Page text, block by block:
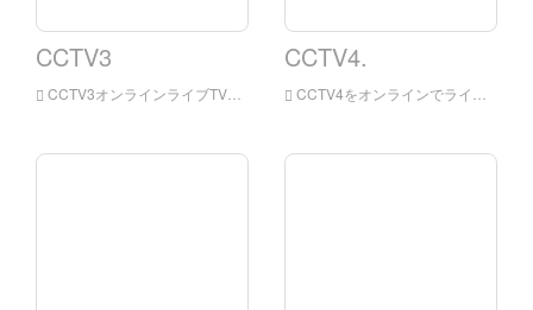
CCTV3
CCTV3オンラインライブTVステーション、CCTV3チャンネルは、中国の中央テレビが所有する北京語放送を中心としたさまざまなショーチャンネルです。 このチャンネルは、主に娯楽プログラムに焦点を当てて中国の中央テレビのプロフェッショナルなチャンネルです。 このチャンネルは中国中央テレビの多様なチャンネルの最も影響力のあるプロフェッショナルなチャンネルです。
CCTV4.
CCTV4をオンラインでライブしているのを見なさい。 オンラインライブTVチャンネルは、ニュースプログラム、日本国内および国際ニュースに関する報告、コメント、娯楽、教育、情報などの包括的なサービスを提供しながら、国内および国際的なニュースに関する報告とコメントを適時に報告します。